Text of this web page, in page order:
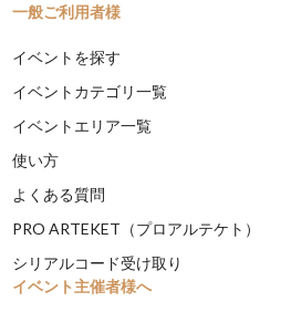
一般ご利用者様
イベントを探す
イベントカテゴリ一覧
イベントエリア一覧
使い方
よくある質問
PRO ARTEKET（プロアルテケト）
シリアルコード受け取り
イベント主催者様へ